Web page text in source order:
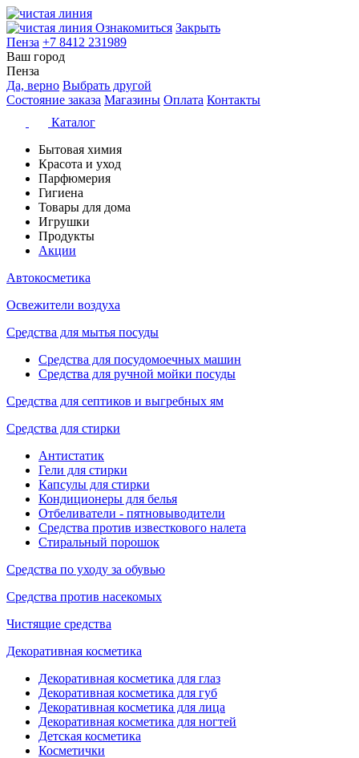
Ознакомиться Закрыть
Пенза +7 8412 231989
Ваш город
Пенза
Да, верно Выбрать другой
Состояние заказа Магазины Оплата Контакты
Каталог
Бытовая химия
Красота и уход
Парфюмерия
Гигиена
Товары для дома
Игрушки
Продукты
Акции
Автокосметика
Освежители воздуха
Средства для мытья посуды
Средства для посудомоечных машин
Средства для ручной мойки посуды
Средства для септиков и выгребных ям
Средства для стирки
Антистатик
Гели для стирки
Капсулы для стирки
Кондиционеры для белья
Отбеливатели - пятновыводители
Средства против известкового налета
Стиральный порошок
Средства по уходу за обувью
Средства против насекомых
Чистящие средства
Декоративная косметика
Декоративная косметика для глаз
Декоративная косметика для губ
Декоративная косметика для лица
Декоративная косметика для ногтей
Детская косметика
Косметички